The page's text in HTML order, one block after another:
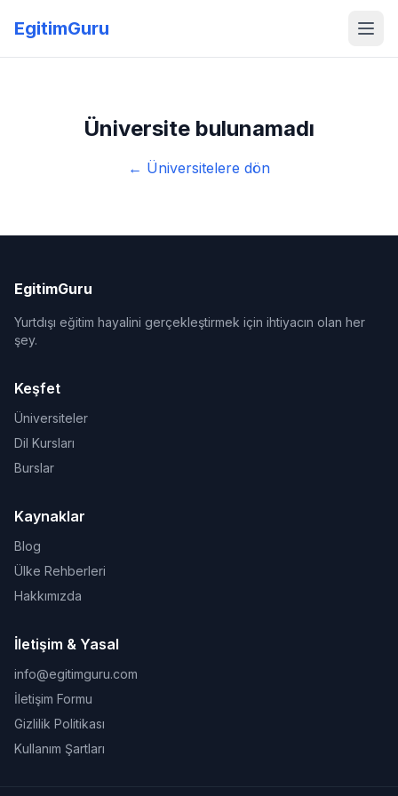
EgitimGuru
Üniversite bulunamadı
← Üniversitelere dön
EgitimGuru
Yurtdışı eğitim hayalini gerçekleştirmek için ihtiyacın olan her
şey.
Keşfet
Üniversiteler
Dil Kursları
Burslar
Kaynaklar
Blog
Ülke Rehberleri
Hakkımızda
İletişim & Yasal
info@egitimguru.com
İletişim Formu
Gizlilik Politikası
Kullanım Şartları